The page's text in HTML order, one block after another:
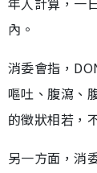
內。
消委會指，
嘔吐、腹瀉、
的徵狀相若，
另一方面，消